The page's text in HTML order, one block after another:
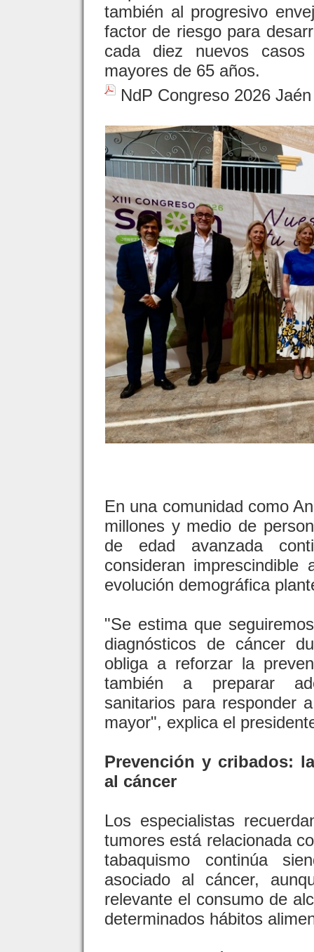
también al progresivo
factor de riesgo para
cada diez nuevos
mayores de 65 años.
NdP Congreso 2026
En una comunidad como
millones y medio de
de edad avanzada
consideran
evolución demográfica
"Se estima que
diagnósticos de cáncer
obliga a reforzar la
también a preparar
sanitarios para responder
mayor", explica el
Prevención y cribados:
al cáncer
Los especialistas
tumores está relacionada
tabaquismo continúa
asociado al cáncer,
relevante el consumo de
determinados hábitos